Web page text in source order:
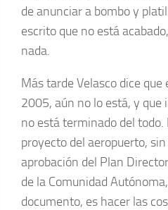
de anunciar a bombo y
escrito que no está
nada.
Más tarde Velasco dice
2005, aún no lo está, y que
no está terminado del todo.
proyecto del aeropuerto,
aprobación del Plan
de la Comunidad
documento, es hacer las